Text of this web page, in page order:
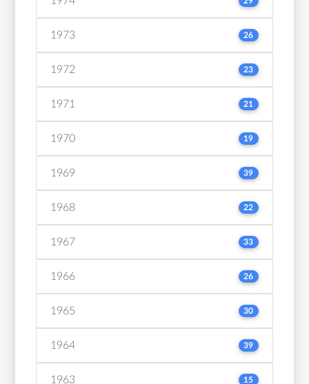
1973 26
1972 23
1971 21
1970 19
1969 39
1968 22
1967 33
1966 26
1965 30
1964 39
1963 15